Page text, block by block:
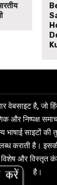
वेबसाइट है, जो
और निष्पक्ष
भाषाई साइटों की
कराती है।
विशेष और विस्तृत
है।